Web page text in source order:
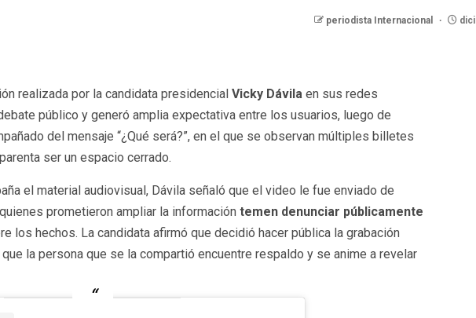
periodista Internacional
realizada por la candidata presidencial Vicky Dávila en sus redes
público y generó amplia expectativa entre los usuarios, luego de
del mensaje “¿Qué será?”, en el que se observan múltiples billetes
ser un espacio cerrado.
el material audiovisual, Dávila señaló que el video le fue enviado de
prometieron ampliar la información temen denunciar públicamente
los hechos. La candidata afirmó que decidió hacer pública la grabación
la persona que se la compartió encuentre respaldo y se anime a revelar